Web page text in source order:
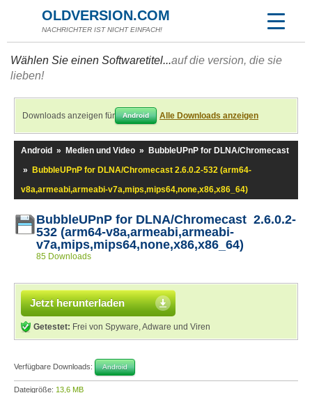
OLDVERSION.COM
NACHRICHTER IST NICHT EINFACH!
Wählen Sie einen Softwaretitel...auf die version, die sie
lieben!
Downloads anzeigen für Android Alle Downloads anzeigen
Android » Medien und Video »
BubbleUPnP for DLNA/Chromecast
»
BubbleUPnP for DLNA/Chromecast 2.6.0.2-532 (arm64-
v8a,armeabi,armeabi-v7a,mips,mips64,none,x86,x86_64)
BubbleUPnP for DLNA/Chromecast 2.6.0.2-
532 (arm64-v8a,armeabi,armeabi-
v7a,mips,mips64,none,x86,x86_64)
85 Downloads
Jetzt herunterladen
Getestet: Frei von Spyware, Adware und Viren
Verfügbare Downloads: Android
Dateigröße: 13,6 MB